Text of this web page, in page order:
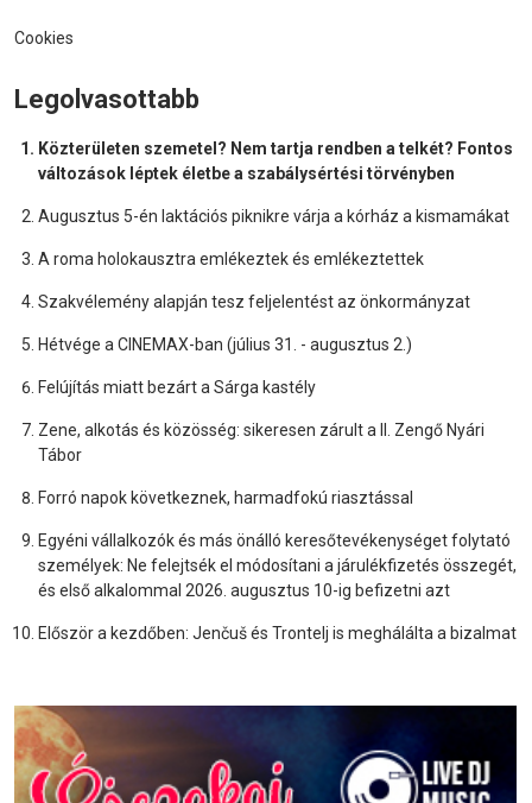
Cookies
Legolvasottabb
Közterületen szemetel? Nem tartja rendben a telkét? Fontos
változások léptek életbe a szabálysértési törvényben
Augusztus 5-én laktációs piknikre várja a kórház a kismamákat
A roma holokausztra emlékeztek és emlékeztettek
Szakvélemény alapján tesz feljelentést az önkormányzat
Hétvége a CINEMAX-ban (július 31. - augusztus 2.)
Felújítás miatt bezárt a Sárga kastély
Zene, alkotás és közösség: sikeresen zárult a II. Zengő Nyári
Tábor
Forró napok következnek, harmadfokú riasztással
Egyéni vállalkozók és más önálló keresőtevékenységet folytató
személyek: Ne felejtsék el módosítani a járulékfizetés összegét,
és első alkalommal 2026. augusztus 10-ig befizetni azt
Először a kezdőben: Jenčuš és Trontelj is meghálálta a bizalmat